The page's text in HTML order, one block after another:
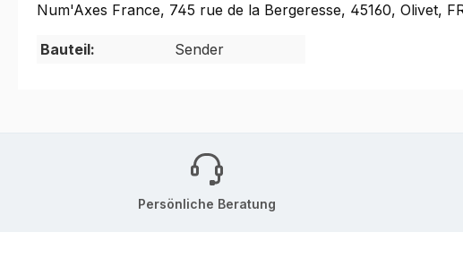
Num'Axes France, 745 rue de la Bergeresse, 45160, Olivet,
Bauteil: Sender
Persönliche Beratung